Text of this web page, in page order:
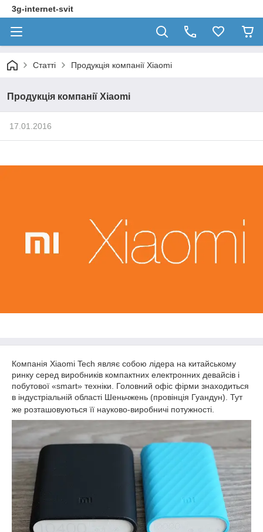
3g-internet-svit
Статті Продукція компанії Xiaomi
Продукція компанії Xiaomi
17.01.2016
Компанія Xiaomi Tech являє собою лідера на китайському
ринку серед виробників компактних електронних девайсів і
побутової «smart» техніки. Головний офіс фірми знаходиться
в індустріальній області Шеньчжень (провінція Гуандун). Тут
же розташовуються її науково-виробничі потужності.